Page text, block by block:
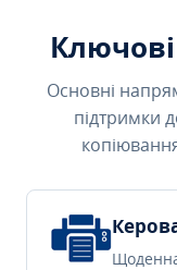
Основні
підтримки